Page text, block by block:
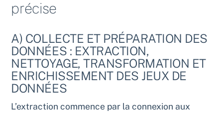
précise
A) COLLECTE ET PRÉPARATION DES
DONNÉES : EXTRACTION,
NETTOYAGE, TRANSFORMATION ET
ENRICHISSEMENT DES JEUX DE
DONNÉES
L’extraction commence par la connexion aux